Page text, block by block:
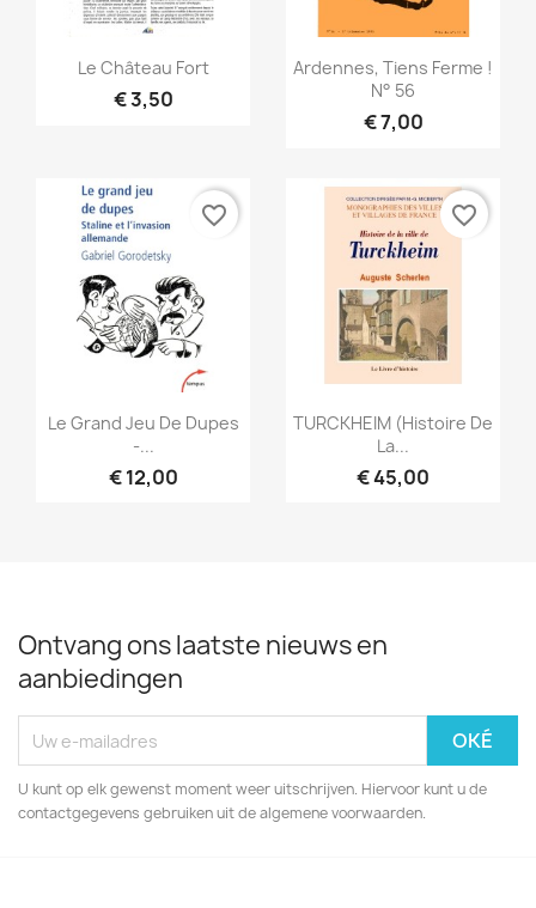
Snel bekijken
Le Château Fort
€ 3,50
Snel bekijken
Ardennes, Tiens Ferme !
N° 56
€ 7,00
Snel bekijken
Le Grand Jeu De Dupes
-...
€ 12,00
favorite_border
Snel bekijken
TURCKHEIM (Histoire De
La...
€ 45,00
favorite_border
Ontvang ons laatste nieuws en
aanbiedingen
U kunt op elk gewenst moment weer uitschrijven. Hiervoor kunt u de
contactgegevens gebruiken uit de algemene voorwaarden.